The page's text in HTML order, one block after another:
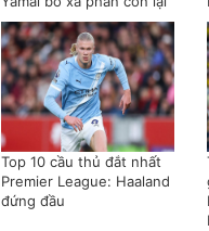
Top 10 cầu thủ đắt nhất
Premier League: Haaland
đứng đầu